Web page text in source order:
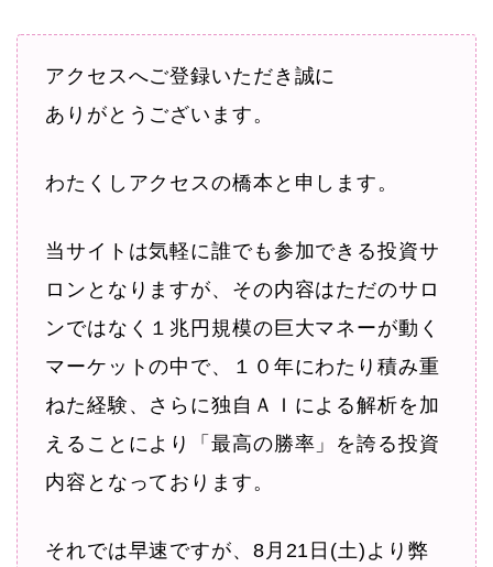
アクセスへご登録いただき誠に
ありがとうございます。
わたくしアクセスの橋本と申します。
当サイトは気軽に誰でも参加できる投資サ
ロンとなりますが、その内容はただのサロ
ンではなく１兆円規模の巨大マネーが動く
マーケットの中で、１０年にわたり積み重
ねた経験、さらに独自ＡＩによる解析を加
えることにより「最高の勝率」を誇る投資
内容となっております。
それでは早速ですが、8月21日(土)より弊